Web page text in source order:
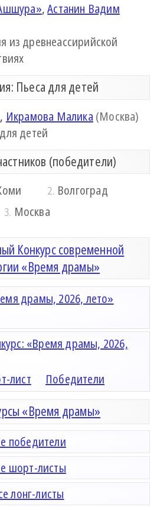
,Астанин Вадим
из древнеассирийской
Пьеса для детей
, Икрамова Малика (Москва)
детей
(победители)
2. Волгоград
3. Москва
Конкурс современной
«Время драмы»
драмы, 2026, лето»
«Время драмы, 2026,
лист Победители
«Время драмы»
победители
шорт-листы
лонг-листы